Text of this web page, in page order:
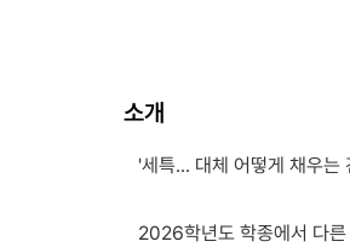
소개
'세특... 대체 어떻게 채우는
2026학년도 학종에서 다른